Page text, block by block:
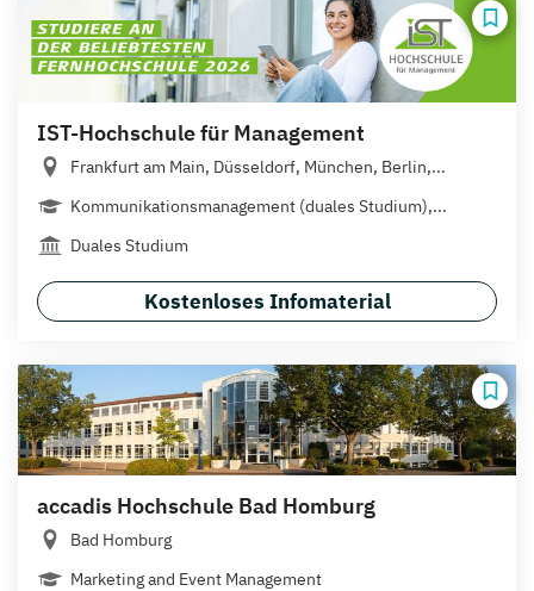
IST-Hochschule für Management
Frankfurt am Main, Düsseldorf, München, Berlin,...
Kommunikationsmanagement (duales Studium),...
Duales Studium
Kostenloses Infomaterial
accadis Hochschule Bad Homburg
Bad Homburg
Marketing and Event Management